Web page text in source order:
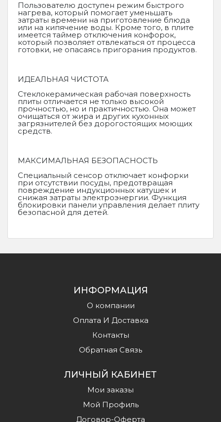
Пользователю доступен режим быстрого
нагрева, который помогает уменьшать
затраты времени на приготовление блюда
или на кипячение воды. Кроме того, в плите
имеется таймер отключения конфорок,
который позволяет отвлекаться от процесса
готовки, не опасаясь пригорания продуктов.
ИДЕАЛЬНАЯ ЧИСТОТА
Стеклокерамическая рабочая поверхность
плиты отличается не только высокой
прочностью, но и практичностью. Она может
очищаться от жира и других кухонных
загрязнителей без дорогостоящих моющих
средств.
МАКСИМАЛЬНАЯ БЕЗОПАСНОСТЬ
Специальный сенсор отключает конфорки
при отсутствии посуды, предотвращая
повреждение индукционных катушек и
снижая затраты электроэнергии. Функция
блокировки панели управления делает плиту
безопасной для детей.
ИНФОРМАЦИЯ
О компании
Оплата И Доставка
Контакты
Обратная Связь
ЛИЧНЫЙ КАБИНЕТ
Мои заказы
Мой Профиль
Договор-Оферта